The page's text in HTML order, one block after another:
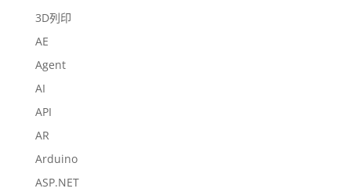
3D列印
AE
Agent
AI
API
AR
Arduino
ASP.NET